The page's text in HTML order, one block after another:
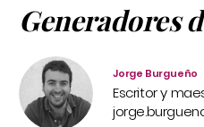
Generadores
Jorge Burgueño
Escritor y